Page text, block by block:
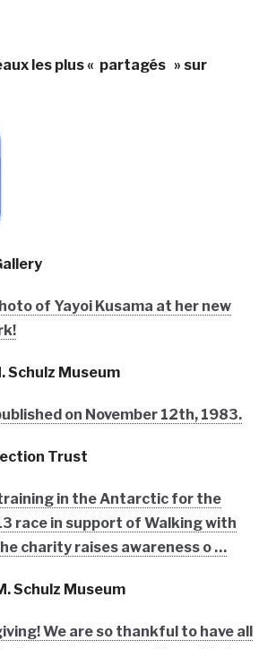
les plus « partagés » sur
of Yayoi Kusama at her new
Schulz Museum
on November 12th, 1983.
Trust
in the Antarctic for the
race in support of Walking with
charity raises awareness o …
Schulz Museum
We are so thankful to have all